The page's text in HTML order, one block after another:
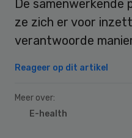
De
ze zich er voor
verantwoorde
Reageer op dit artikel
Meer over:
E-health